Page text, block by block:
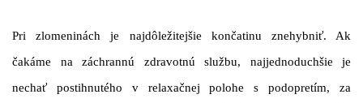
Pri zlomeninách je najdôležitejšie končatinu znehybniť. Ak
čakáme na záchrannú zdravotnú službu, najjednoduchšie je
nechať postihnutého v relaxačnej polohe s podopretím, za